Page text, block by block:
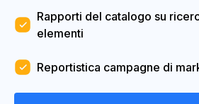
Rapporti del catalogo su
elementi
Reportistica campagne di